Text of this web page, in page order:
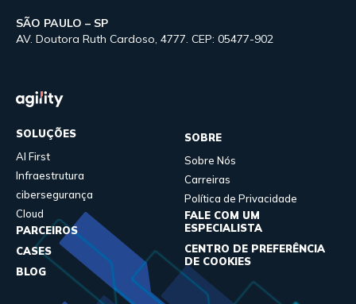
SÃO PAULO – SP
AV. Doutora Ruth Cardoso, 4777. CEP: 05477-902
SOLUÇÕES
AI First
Infraestrutura
cibersegurança
Cloud
PARCEIROS
CASES
BLOG
SOBRE
Sobre Nós
Carreiras
Política de Privacidade
FALE COM UM
ESPECIALISTA
CENTRO DE PREFERÊNCIA
DE COOKIES